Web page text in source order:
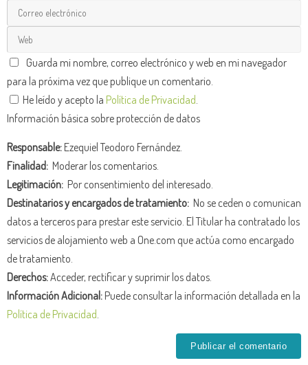
Guarda mi nombre, correo electrónico y web en mi navegador
para la próxima vez que publique un comentario.
He leído y acepto la Política de Privacidad
Información básica sobre protección de datos
Responsable:Ezequiel Teodoro Fernández.
Finalidad: Moderar los comentarios.
Legitimación: Por consentimiento del interesado.
Destinatarios y encargados de tratamiento: No se ceden o comunican
datos a terceros para prestar este servicio. El Titular ha contratado los
servicios de alojamiento web a One.com que actúa como encargado
de tratamiento.
Derechos:Acceder, rectificar y suprimir los datos.
Información Adicional:Puede consultar la información detallada en la
Política de Privacidad